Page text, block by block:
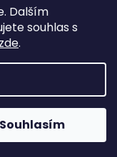
Dalším
souhlas s
zde.
Souhlasím
PRVNÍ NÁKUP
vyhrazena.